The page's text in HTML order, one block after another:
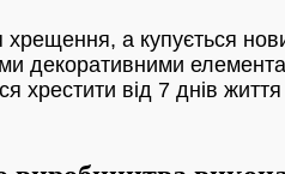
а купується
декоративними
хрестити від 7 днів життя